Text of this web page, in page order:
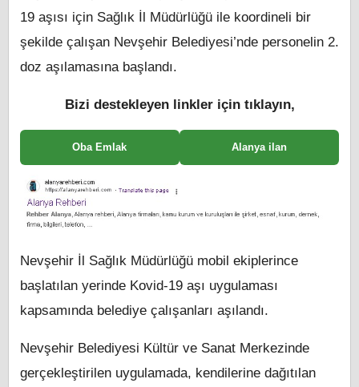
19 aşısı için Sağlık İl Müdürlüğü ile koordineli bir
şekilde çalışan Nevşehir Belediyesi’nde personelin 2.
doz aşılamasına başlandı.
Bizi destekleyen linkler için tıklayın,
Oba Emlak Alanya ilan
Nevşehir İl Sağlık Müdürlüğü mobil ekiplerince
başlatılan yerinde Kovid-19 aşı uygulaması
kapsamında belediye çalışanları aşılandı.
Nevşehir Belediyesi Kültür ve Sanat Merkezinde
gerçekleştirilen uygulamada, kendilerine dağıtılan